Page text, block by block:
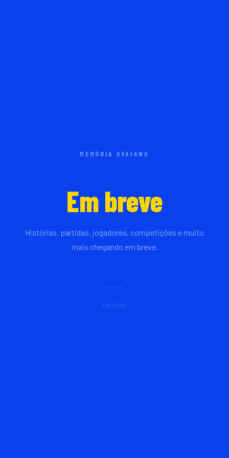
MEMÓRIA AVAIANA
Em breve
Histórias, partidas, jogadores, competições e muito
mais chegando em breve.
ENTRAR